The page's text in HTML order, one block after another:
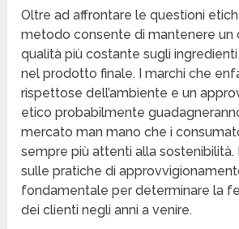
Oltre ad affrontare le questioni
metodo consente di mantenere un
qualità più costante sugli
nel prodotto finale. I marchi che
rispettose dell’ambiente e un
etico probabilmente
mercato man mano che i
sempre più attenti alla sostenibilità.
sulle pratiche di
fondamentale per determinare la
dei clienti negli anni a venire.